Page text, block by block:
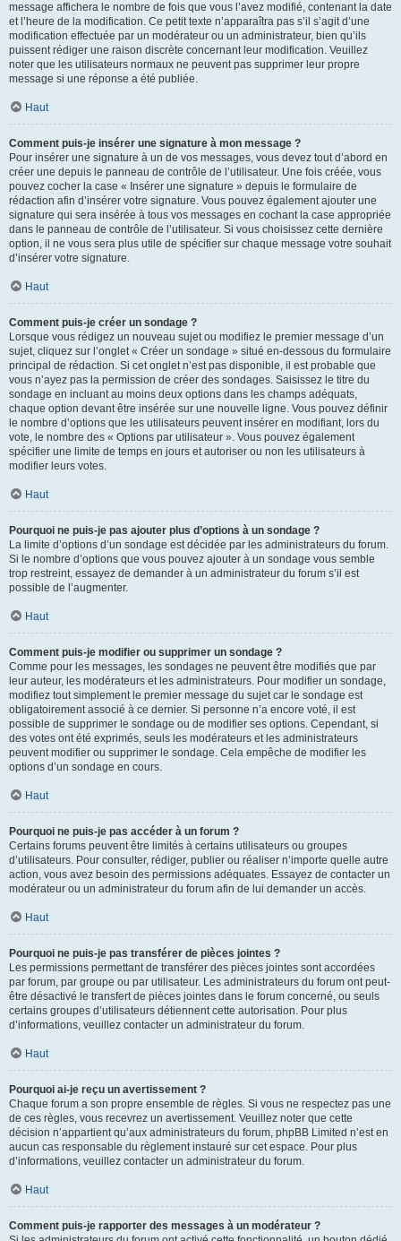
message affichera le nombre de fois que vous l’avez modifié, contenant la date
et l’heure de la modification. Ce petit texte n’apparaîtra pas s’il s’agit d’une
modification effectuée par un modérateur ou un administrateur, bien qu’ils
puissent rédiger une raison discrète concernant leur modification. Veuillez
noter que les utilisateurs normaux ne peuvent pas supprimer leur propre
message si une réponse a été publiée.
Haut
Comment puis-je insérer une signature à mon message ?
Pour insérer une signature à un de vos messages, vous devez tout d’abord en
créer une depuis le panneau de contrôle de l’utilisateur. Une fois créée, vous
pouvez cocher la case « Insérer une signature » depuis le formulaire de
rédaction afin d’insérer votre signature. Vous pouvez également ajouter une
signature qui sera insérée à tous vos messages en cochant la case appropriée
dans le panneau de contrôle de l’utilisateur. Si vous choisissez cette dernière
option, il ne vous sera plus utile de spécifier sur chaque message votre souhait
d’insérer votre signature.
Haut
Comment puis-je créer un sondage ?
Lorsque vous rédigez un nouveau sujet ou modifiez le premier message d’un
sujet, cliquez sur l’onglet « Créer un sondage » situé en-dessous du formulaire
principal de rédaction. Si cet onglet n’est pas disponible, il est probable que
vous n’ayez pas la permission de créer des sondages. Saisissez le titre du
sondage en incluant au moins deux options dans les champs adéquats,
chaque option devant être insérée sur une nouvelle ligne. Vous pouvez définir
le nombre d’options que les utilisateurs peuvent insérer en modifiant, lors du
vote, le nombre des « Options par utilisateur ». Vous pouvez également
spécifier une limite de temps en jours et autoriser ou non les utilisateurs à
modifier leurs votes.
Haut
Pourquoi ne puis-je pas ajouter plus d’options à un sondage ?
La limite d’options d’un sondage est décidée par les administrateurs du forum.
Si le nombre d’options que vous pouvez ajouter à un sondage vous semble
trop restreint, essayez de demander à un administrateur du forum s’il est
possible de l’augmenter.
Haut
Comment puis-je modifier ou supprimer un sondage ?
Comme pour les messages, les sondages ne peuvent être modifiés que par
leur auteur, les modérateurs et les administrateurs. Pour modifier un sondage,
modifiez tout simplement le premier message du sujet car le sondage est
obligatoirement associé à ce dernier. Si personne n’a encore voté, il est
possible de supprimer le sondage ou de modifier ses options. Cependant, si
des votes ont été exprimés, seuls les modérateurs et les administrateurs
peuvent modifier ou supprimer le sondage. Cela empêche de modifier les
options d’un sondage en cours.
Haut
Pourquoi ne puis-je pas accéder à un forum ?
Certains forums peuvent être limités à certains utilisateurs ou groupes
d’utilisateurs. Pour consulter, rédiger, publier ou réaliser n’importe quelle autre
action, vous avez besoin des permissions adéquates. Essayez de contacter un
modérateur ou un administrateur du forum afin de lui demander un accès.
Haut
Pourquoi ne puis-je pas transférer de pièces jointes ?
Les permissions permettant de transférer des pièces jointes sont accordées
par forum, par groupe ou par utilisateur. Les administrateurs du forum ont peut-
être désactivé le transfert de pièces jointes dans le forum concerné, ou seuls
certains groupes d’utilisateurs détiennent cette autorisation. Pour plus
d’informations, veuillez contacter un administrateur du forum.
Haut
Pourquoi ai-je reçu un avertissement ?
Chaque forum a son propre ensemble de règles. Si vous ne respectez pas une
de ces règles, vous recevrez un avertissement. Veuillez noter que cette
décision n’appartient qu’aux administrateurs du forum, phpBB Limited n’est en
aucun cas responsable du règlement instauré sur cet espace. Pour plus
d’informations, veuillez contacter un administrateur du forum.
Haut
Comment puis-je rapporter des messages à un modérateur ?